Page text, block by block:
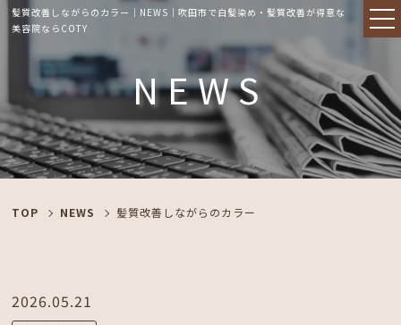
髪質改善しながらのカラー｜NEWS｜吹田市で白髪染め・髪質改善が得意な
美容院ならCOTY
NEWS
TOP NEWS 髪質改善しながらのカラー
2026.05.21